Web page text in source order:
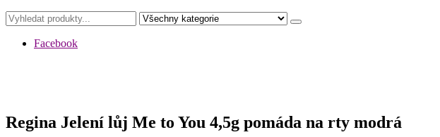
Facebook
Regina Jelení lůj Me to You 4,5g pomáda na rty modrá